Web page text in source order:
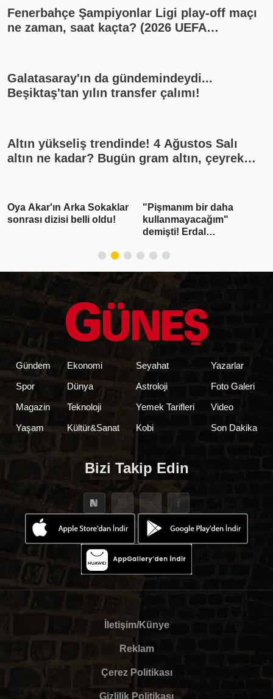
Fenerbahçe Şampiyonlar Ligi play-off maçı
ne zaman, saat kaçta? (2026 UEFA
11'i)
Galatasaray'ın da gündemindeydi...
Beşiktaş'tan yılın transfer çalımı!
Altın yükseliş trendinde! 4 Ağustos Salı
altın ne kadar? Bugün gram altın, çeyrek
rakamları, canlı takip
"Pişmanım bir daha
kullanmayacağım"
Emekli maaş farkları ne
zaman hesaplara
yatırılacak? Emeklilerin
Tarih belli oldu
Gündem
Spor
Magazin
Yaşam
Ekonomi
Dünya
Teknoloji
Kültür&Sanat
Seyahat
Astroloji
Yemek Tarifleri
Kobi
Yazarlar
Foto Galeri
Video
Son Dakika
Bizi Takip Edin
İletişim/Künye
Reklam
Çerez Politikası
Gizlilik Politikası